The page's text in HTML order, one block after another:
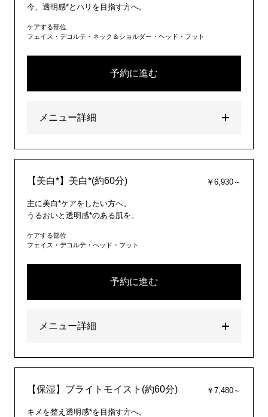
今、透明感*とハリを目指す方へ。
ケアする部位
フェイス・デコルテ・ネック＆ショルダー・ヘッド・フット
予約に進む
メニュー詳細
【美白*】美白*(約60分) ￥6,930～
主に美白*ケアをしたい方へ。
うるおいと透明感*のある肌を。
ケアする部位
フェイス・デコルテ・ヘッド・フット
予約に進む
メニュー詳細
【保湿】ブライトモイスト(約60分) ￥7,480～
キメを整え透明感*を目指す方へ。